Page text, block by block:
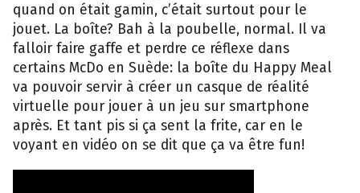
quand on était gamin, c’était surtout pour le
jouet. La boîte? Bah à la poubelle, normal. Il va
falloir faire gaffe et perdre ce réflexe dans
certains McDo en Suède: la boîte du Happy Meal
va pouvoir servir à créer un casque de réalité
virtuelle pour jouer à un jeu sur smartphone
après. Et tant pis si ça sent la frite, car en le
voyant en vidéo on se dit que ça va être fun!